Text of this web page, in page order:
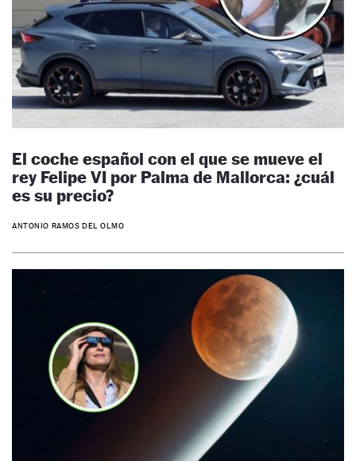
El coche español con el que se mueve el
rey Felipe VI por Palma de Mallorca: ¿cuál
es su precio?
ANTONIO RAMOS DEL OLMO